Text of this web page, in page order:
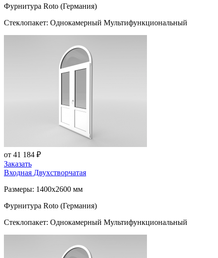
Фурнитура Roto (Германия)
Стеклопакет: Однокамерный Мультифункциональный
от 41 184 ₽
Заказать
Входная Двухстворчатая
Размеры: 1400x2600 мм
Фурнитура Roto (Германия)
Стеклопакет: Однокамерный Мультифункциональный